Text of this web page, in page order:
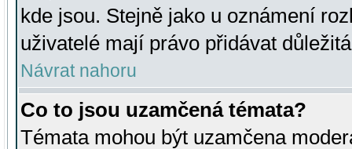
kde jsou. Stejně jako u oznámení
uživatelé mají právo přidávat
Návrat nahoru
Co to jsou uzamčená témata?
Témata mohou být uzamčena